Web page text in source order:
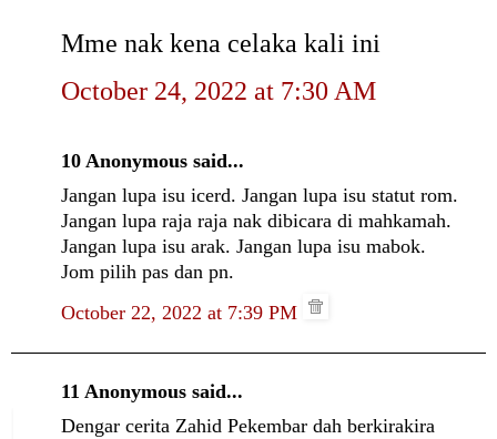
Mme nak kena celaka kali ini
October 24, 2022 at 7:30 AM
10 Anonymous said...
Jangan lupa isu icerd. Jangan lupa isu statut rom.
Jangan lupa raja raja nak dibicara di mahkamah.
Jangan lupa isu arak. Jangan lupa isu mabok.
Jom pilih pas dan pn.
October 22, 2022 at 7:39 PM
11 Anonymous said...
Dengar cerita Zahid Pekembar dah berkirakira